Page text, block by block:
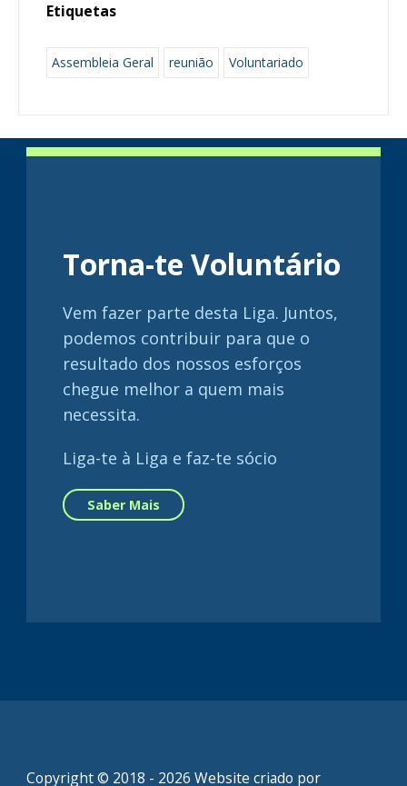
Etiquetas
Assembleia Geral reunião Voluntariado
Torna-te Voluntário
Vem fazer parte desta Liga. Juntos,
podemos contribuir para que o
resultado dos nossos esforços
chegue melhor a quem mais
necessita.
Liga-te à Liga e faz-te sócio
Saber Mais
Copyright © 2018 - 2026 Website criado por